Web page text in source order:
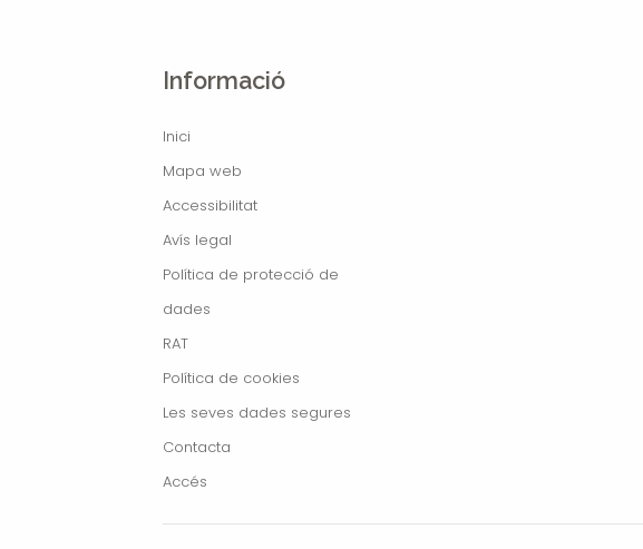
Informació
Inici
Mapa web
Accessibilitat
Avís legal
Política de protecció de
dades
RAT
Política de cookies
Les seves dades segures
Contacta
Accés